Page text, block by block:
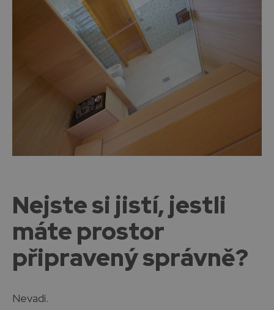
Nejste si jistí, jestli
máte prostor
připravený správně?
Nevadí.